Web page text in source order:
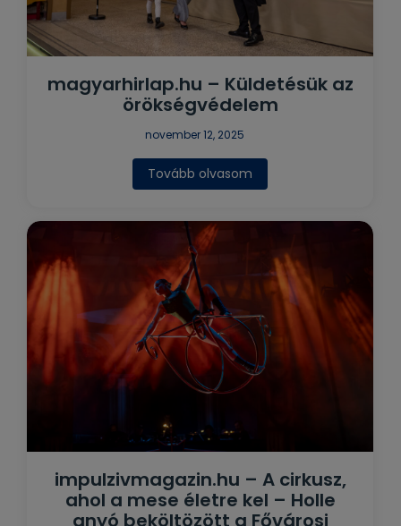
magyarhirlap.hu – Küldetésük az
örökségvédelem
november 12, 2025
Tovább olvasom
impulzivmagazin.hu – A cirkusz,
ahol a mese életre kel – Holle
anyó beköltözött a Fővárosi